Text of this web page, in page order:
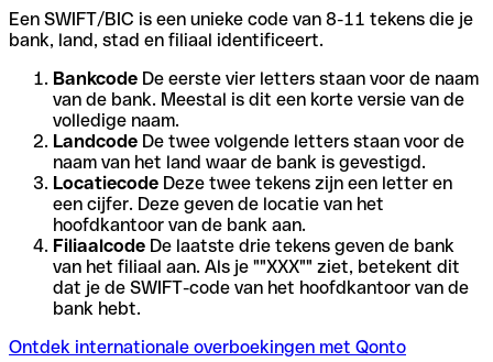
Een SWIFT/BIC is een unieke code van 8-11 tekens die je
bank, land, stad en filiaal identificeert.
Bankcode De eerste vier letters staan voor de naam
van de bank. Meestal is dit een korte versie van de
volledige naam.
Landcode De twee volgende letters staan voor de
naam van het land waar de bank is gevestigd.
Locatiecode Deze twee tekens zijn een letter en
een cijfer. Deze geven de locatie van het
hoofdkantoor van de bank aan.
Filiaalcode De laatste drie tekens geven de bank
van het filiaal aan. Als je ""XXX"" ziet, betekent dit
dat je de SWIFT-code van het hoofdkantoor van de
bank hebt.
Ontdek internationale overboekingen met Qonto